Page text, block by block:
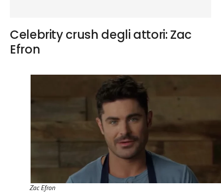
Celebrity crush degli attori: Zac
Efron
Zac Efron